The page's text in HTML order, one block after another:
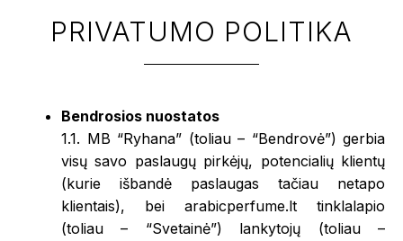
PRIVATUMO POLITIKA
Bendrosios nuostatos
1.1. MB “Ryhana” (toliau – “Bendrovė”) gerbia
visų savo paslaugų pirkėjų, potencialių klientų
(kurie išbandė paslaugas tačiau netapo
klientais), bei arabicperfume.lt tinklalapio
(toliau – “Svetainė”) lankytojų (toliau –